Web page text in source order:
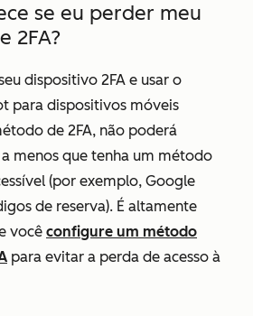
se eu perder meu
2FA?
dispositivo 2FA e usar o
para dispositivos móveis
de 2FA, não poderá
a menos que tenha um método
(por exemplo, Google
de reserva). É altamente
você configure um método
para evitar a perda de acesso à